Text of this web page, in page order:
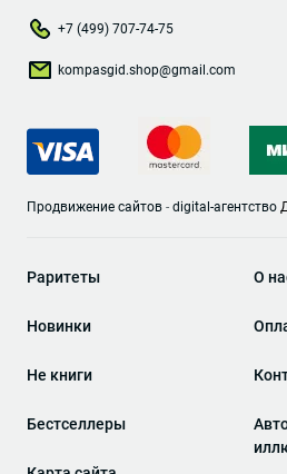
Раритеты
Новинки
Не книги
Бестселлеры
О
+7 (499) 707-74-75
kompasgid.shop@gmail.com
Продвижение сайтов - digital-агентство